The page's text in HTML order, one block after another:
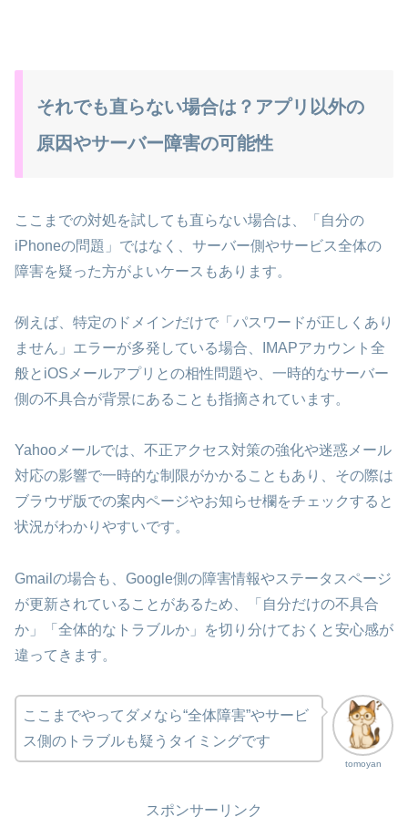
それでも直らない場合は？アプリ以外の
原因やサーバー障害の可能性
ここまでの対処を試しても直らない場合は、「自分の
iPhoneの問題」ではなく、サーバー側やサービス全体の
障害を疑った方がよいケースもあります。
例えば、特定のドメインだけで「パスワードが正しくあり
ません」エラーが多発している場合、IMAPアカウント全
般とiOSメールアプリとの相性問題や、一時的なサーバー
側の不具合が背景にあることも指摘されています。
Yahooメールでは、不正アクセス対策の強化や迷惑メール
対応の影響で一時的な制限がかかることもあり、その際は
ブラウザ版での案内ページやお知らせ欄をチェックすると
状況がわかりやすいです。
Gmailの場合も、Google側の障害情報やステータスページ
が更新されていることがあるため、「自分だけの不具合
か」「全体的なトラブルか」を切り分けておくと安心感が
違ってきます。
tomoyan
ここまでやってダメなら“全体障害”やサービ
ス側のトラブルも疑うタイミングです
スポンサーリンク